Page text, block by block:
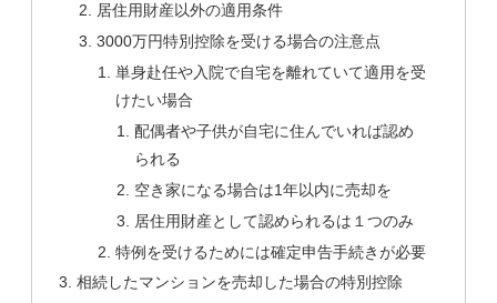
居住用財産以外の適用条件
3000万円特別控除を受ける場合の注意点
単身赴任や入院で自宅を離れていて適用を受
けたい場合
配偶者や子供が自宅に住んでいれば認め
られる
空き家になる場合は1年以内に売却を
居住用財産として認められるは１つのみ
特例を受けるためには確定申告手続きが必要
相続したマンションを売却した場合の特別控除